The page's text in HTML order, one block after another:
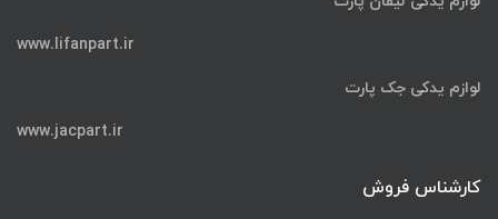
www.lifanpart.ir
لوازم یدکی جک پارت
www.jacpart.ir
کارشناس فروش